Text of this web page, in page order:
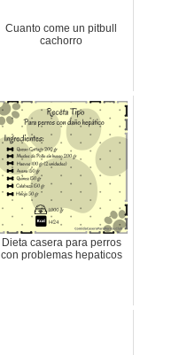
Cuanto come un pitbull
cachorro
Dieta casera para perros
con problemas hepaticos